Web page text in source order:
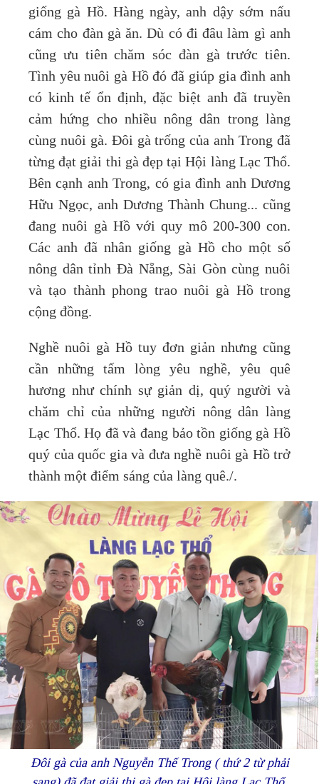
giống gà Hồ. Hàng ngày, anh dậy sớm nấu
cám cho đàn gà ăn. Dù có đi đâu làm gì anh
cũng ưu tiên chăm sóc đàn gà trước tiên.
Tình yêu nuôi gà Hồ đó đã giúp gia đình anh
có kinh tế ổn định, đặc biệt anh đã truyền
cảm hứng cho nhiều nông dân trong làng
cùng nuôi gà. Đôi gà trống của anh Trong đã
từng đạt giải thi gà đẹp tại Hội làng Lạc Thổ.
Bên cạnh anh Trong, có gia đình anh Dương
Hữu Ngọc, anh Dương Thành Chung... cũng
đang nuôi gà Hồ với quy mô 200-300 con.
Các anh đã nhân giống gà Hồ cho một số
nông dân tỉnh Đà Nẵng, Sài Gòn cùng nuôi
và tạo thành phong trao nuôi gà Hồ trong
cộng đồng.
Nghề nuôi gà Hồ tuy đơn giản nhưng cũng
cần những tấm lòng yêu nghề, yêu quê
hương như chính sự giản dị, quý người và
chăm chỉ của những người nông dân làng
Lạc Thổ. Họ đã và đang bảo tồn giống gà Hồ
quý của quốc gia và đưa nghề nuôi gà Hồ trở
thành một điểm sáng của làng quê./.
Đôi gà của anh Nguyễn Thế Trong ( thứ 2 từ phải